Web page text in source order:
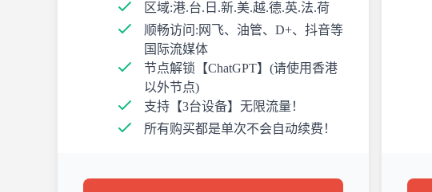
区域:港.台.日.新.美.越.德.英.法.荷
顺畅访问:网飞、油管、D+、抖音等
国际流媒体
节点解锁【ChatGPT】(请使用香港
以外节点)
支持【3台设备】无限流量！
所有购买都是单次不会自动续费！